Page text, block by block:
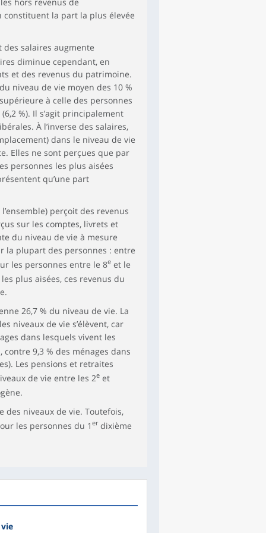
100,0 99,9 99,9 99,9
constituent la part la plus élevée
des salaires augmente
diminue cependant, en
et des revenus du patrimoine.
niveau de vie moyen des 10 %
à celle des personnes
%). Il s’agit principalement
À l’inverse des salaires,
dans le niveau de vie
Elles ne sont perçues que par
personnes les plus aisées
qu’une part
perçoit des revenus
sur les comptes, livrets et
du niveau de vie à mesure
la plupart des personnes : entre
les personnes entre le 8eet le
plus aisées, ces revenus du
26,7 % du niveau de vie. La
niveaux de vie s’élèvent, car
dans lesquels vivent les
contre 9,3 % des ménages dans
Les pensions et retraites
de vie entre les 2eet
des niveaux de vie. Toutefois,
les personnes du 1erdixième